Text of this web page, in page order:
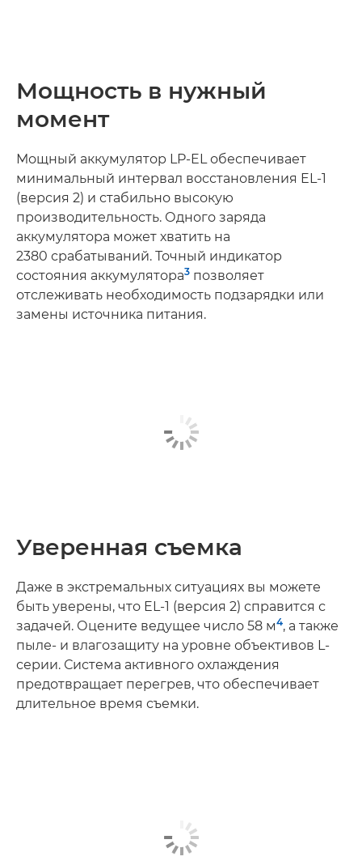
Мощность в нужный
момент
Мощный аккумулятор LP-EL обеспечивает
минимальный интервал восстановления EL-1
(версия 2) и стабильно высокую
производительность. Одного заряда
аккумулятора может хватить на
2380 срабатываний. Точный индикатор
состояния аккумулятора3 позволяет
отслеживать необходимость подзарядки или
замены источника питания.
Уверенная съемка
Даже в экстремальных ситуациях вы можете
быть уверены, что EL-1 (версия 2) справится с
задачей. Оцените ведущее число 58 м4, а также
пыле- и влагозащиту на уровне объективов L-
серии. Система активного охлаждения
предотвращает перегрев, что обеспечивает
длительное время съемки.